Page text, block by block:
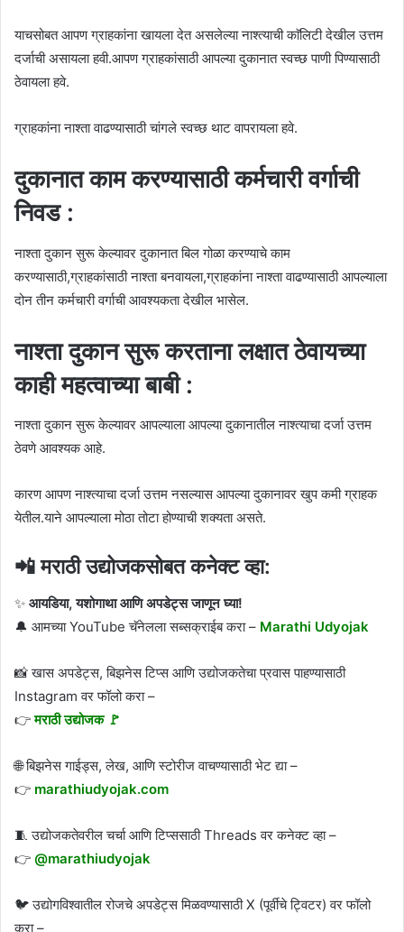
याचसोबत आपण ग्राहकांना खायला देत असलेल्या नाश्त्याची काॅलिटी देखील उत्तम
दर्जाची असायला हवी.आपण ग्राहकांसाठी आपल्या दुकानात स्वच्छ पाणी पिण्यासाठी
ठेवायला हवे.
ग्राहकांना नाश्ता वाढण्यासाठी चांगले स्वच्छ थाट वापरायला हवे.
दुकानात काम करण्यासाठी कर्मचारी वर्गाची
निवड :
नाश्ता दुकान सुरू केल्यावर दुकानात बिल गोळा करण्याचे काम
करण्यासाठी,ग्राहकांसाठी नाश्ता बनवायला,ग्राहकांना नाश्ता वाढण्यासाठी आपल्याला
दोन तीन कर्मचारी वर्गाची आवश्यकता देखील भासेल.
नाश्ता दुकान सुरू करताना लक्षात ठेवायच्या
काही महत्वाच्या बाबी :
नाश्ता दुकान सुरू केल्यावर आपल्याला आपल्या दुकानातील नाश्त्याचा दर्जा उत्तम
ठेवणे आवश्यक आहे.
कारण आपण नाश्त्याचा दर्जा उत्तम नसल्यास आपल्या दुकानावर खुप कमी ग्राहक
येतील.याने आपल्याला मोठा तोटा होण्याची शक्यता असते.
📲 मराठी उद्योजकसोबत कनेक्ट व्हा:
✨ आयडिया, यशोगाथा आणि अपडेट्स जाणून घ्या!
🔔 आमच्या YouTube चॅनेलला सब्सक्राईब करा – Marathi Udyojak
📸 खास अपडेट्स, बिझनेस टिप्स आणि उद्योजकतेचा प्रवास पाहण्यासाठी
Instagram वर फॉलो करा –
👉मराठी उद्योजक 🚩
🌐 बिझनेस गाईड्स, लेख, आणि स्टोरीज वाचण्यासाठी भेट द्या –
👉 marathiudyojak.com
🧵 उद्योजकतेवरील चर्चा आणि टिप्ससाठी Threads वर कनेक्ट व्हा –
👉 @marathiudyojak
🐦 उद्योगविश्वातील रोजचे अपडेट्स मिळवण्यासाठी X (पूर्वीचे ट्विटर) वर फॉलो
करा –